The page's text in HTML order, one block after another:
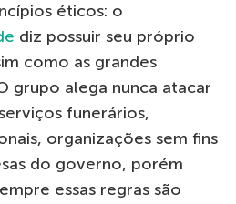
éticos: o
diz possuir seu próprio
como as grandes
grupo alega nunca atacar
funerários,
organizações sem fins
do governo, porém
essas regras são